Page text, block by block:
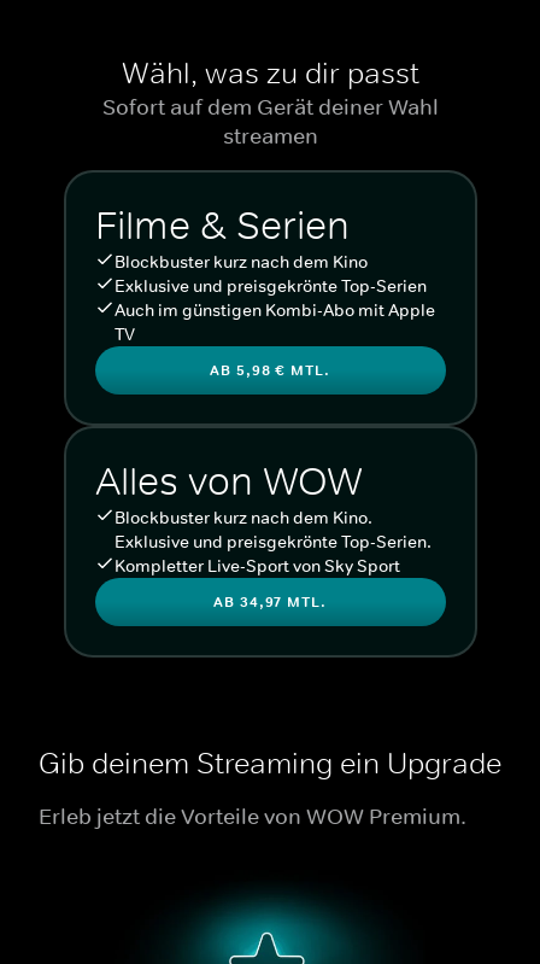
Wähl, was zu dir passt
Sofort auf dem Gerät deiner Wahl
streamen
Filme & Serien
Blockbuster kurz nach dem Kino
Exklusive und preisgekrönte Top-Serien
Auch im günstigen Kombi-Abo mit Apple
TV
AB 5,98 € MTL.
Alles von WOW
Blockbuster kurz nach dem Kino.
Exklusive und preisgekrönte Top-Serien.
Kompletter Live-Sport von Sky Sport
AB 34,97 MTL.
Gib deinem Streaming ein Upgrade
Erleb jetzt die Vorteile von WOW Premium.